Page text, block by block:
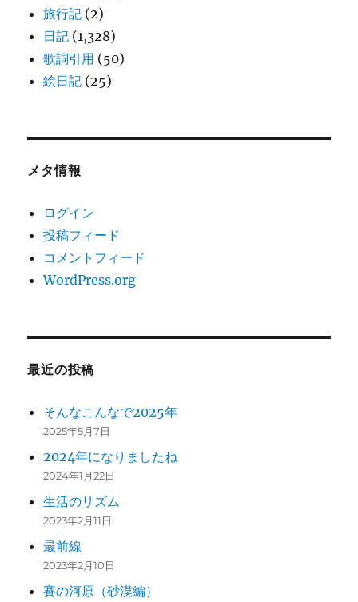
旅行記 (2)
日記 (1,328)
歌詞引用 (50)
絵日記 (25)
メタ情報
ログイン
投稿フィード
コメントフィード
WordPress.org
最近の投稿
そんなこんなで2025年
2025年5月7日
2024年になりましたね
2024年1月22日
生活のリズム
2023年2月11日
最前線
2023年2月10日
賽の河原（砂漠編）